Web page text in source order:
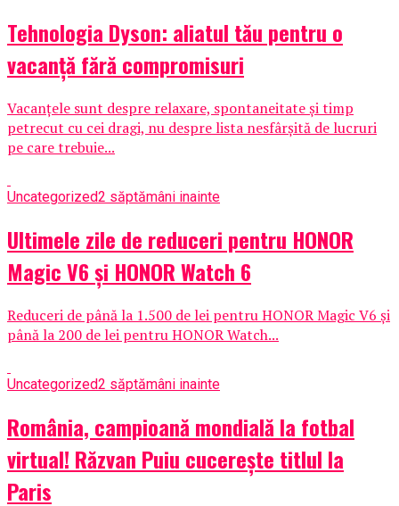
Tehnologia Dyson: aliatul tău pentru o
vacanță fără compromisuri
Vacanțele sunt despre relaxare, spontaneitate și timp
petrecut cu cei dragi, nu despre lista nesfârșită de lucruri
pe care trebuie...
Uncategorized2 săptămâni inainte
Ultimele zile de reduceri pentru HONOR
Magic V6 și HONOR Watch 6
Reduceri de până la 1.500 de lei pentru HONOR Magic V6 și
până la 200 de lei pentru HONOR Watch...
Uncategorized2 săptămâni inainte
România, campioană mondială la fotbal
virtual! Răzvan Puiu cucerește titlul la
Paris